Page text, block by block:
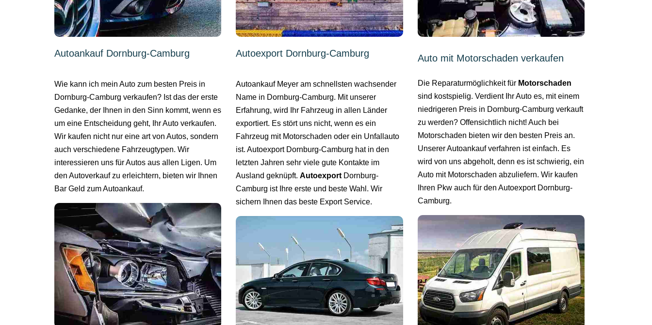
Autoankauf Dornburg-Camburg
Wie kann ich mein Auto zum besten Preis in
Dornburg-Camburg verkaufen? Ist das der erste
Gedanke, der Ihnen in den Sinn kommt, wenn es
um eine Entscheidung geht, Ihr Auto verkaufen.
Wir kaufen nicht nur eine art von Autos, sondern
auch verschiedene Fahrzeugtypen. Wir
interessieren uns für Autos aus allen Ligen. Um
den Autoverkauf zu erleichtern, bieten wir Ihnen
Bar Geld zum Autoankauf.
Autoexport Dornburg-Camburg
Autoankauf Meyer am schnellsten wachsender
Name in Dornburg-Camburg. Mit unserer
Erfahrung, wird Ihr Fahrzeug in allen Länder
exportiert. Es stört uns nicht, wenn es ein
Fahrzeug mit Motorschaden oder ein Unfallauto
ist. Autoexport Dornburg-Camburg hat in den
letzten Jahren sehr viele gute Kontakte im
Ausland geknüpft.Autoexport Dornburg-
Camburg ist Ihre erste und beste Wahl. Wir
sichern Ihnen das beste Export Service.
Auto mit Motorschaden verkaufen
Die Reparaturmöglichkeit für Motorschaden
sind kostspielig. Verdient Ihr Auto es, mit einem
niedrigeren Preis in Dornburg-Camburg verkauft
zu werden? Offensichtlich nicht! Auch bei
Motorschaden bieten wir den besten Preis an.
Unserer Autoankauf verfahren ist einfach. Es
wird von uns abgeholt, denn es ist schwierig, ein
Auto mit Motorschaden abzuliefern. Wir kaufen
Ihren Pkw auch für den Autoexport Dornburg-
Camburg.